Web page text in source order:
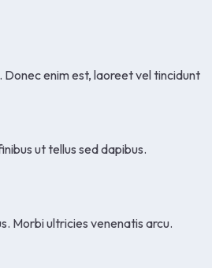
Donec enim est, laoreet vel tincidunt
ut tellus sed dapibus.
Morbi ultricies venenatis arcu.